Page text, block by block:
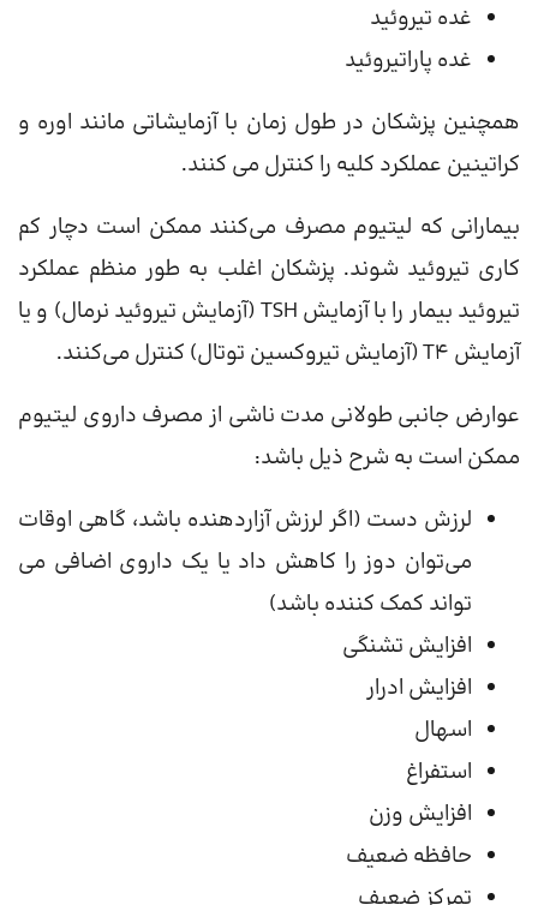
غده تیروئید
غده پاراتیروئید
همچنین پزشکان در طول زمان با آزمایشاتی مانند اوره و
کراتینین عملکرد کلیه را کنترل می کنند.
بیمارانی که لیتیوم مصرف می‌کنند ممکن است دچار کم
کاری تیروئید شوند. پزشکان اغلب به طور منظم عملکرد
تیروئید بیمار را با آزمایش TSH (آزمایش تیروئید نرمال) و یا
آزمایش T4 (آزمایش تیروکسین توتال) کنترل می‌کنند.
عوارض جانبی طولانی مدت ناشی از مصرف داروی لیتیوم
ممکن است به شرح ذیل باشد:
لرزش دست (اگر لرزش آزاردهنده باشد، گاهی اوقات
می‌توان دوز را کاهش داد یا یک داروی اضافی می
تواند کمک کننده باشد)
افزایش تشنگی
افزایش ادرار
اسهال
استفراغ
افزایش وزن
حافظه ضعیف
تمرکز ضعیف